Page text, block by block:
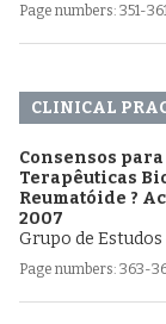
Page numbers: 351-361
CLINICAL
Consensos
Terapêuticas
Reumatóide ?
2007
Grupo de
Page numbers: 363-